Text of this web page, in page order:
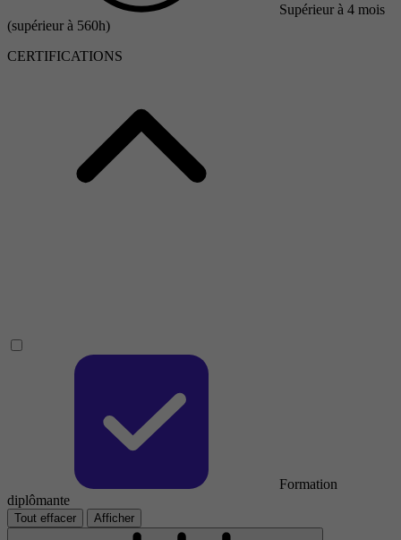
Supérieur à 4 mois
(supérieur à 560h)
CERTIFICATIONS
Formation
diplômante
Tout effacer Afficher